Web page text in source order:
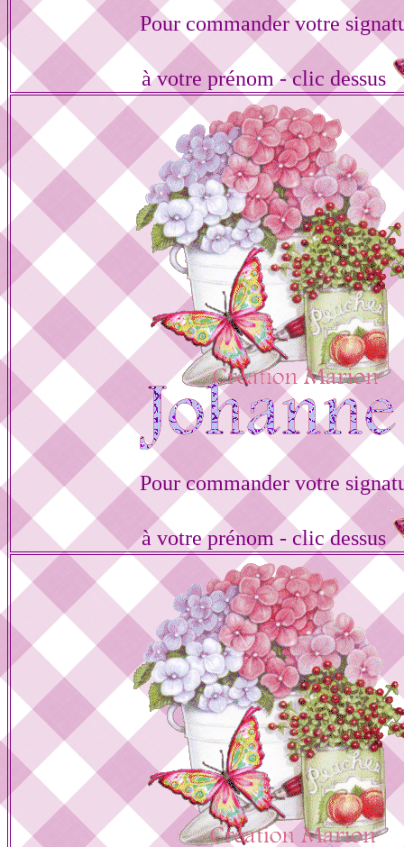
Pour commander votre
à votre prénom - clic dessus
Pour commander votre
à votre prénom - clic dessus